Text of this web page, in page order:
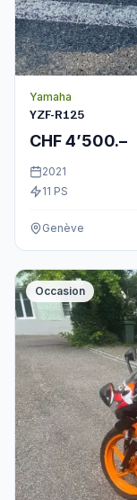
Yamaha
YZF-R125
CHF 4’500.–
2021
11 PS
Genève
Occasion